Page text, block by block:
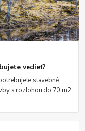
vedieť?
stavebné
s rozlohou do 70 m2